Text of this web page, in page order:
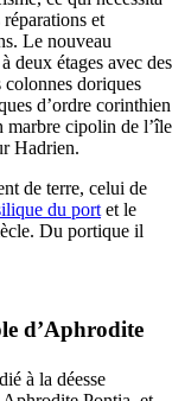
et
Le nouveau
deux étages avec des
colonnes doriques
d’ordre corinthien
marbre cipolin de l’île
Hadrien.
de terre, celui de
du port et le
Du portique il
d’Aphrodite
à la déesse